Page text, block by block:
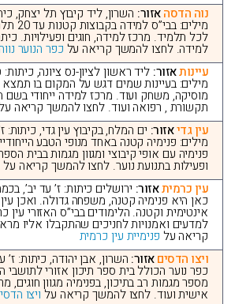
נוה הדסהאזור: השרון, ליד קיבוץ תל יצחק,
מילים:
לכל תלמיד. מרכז למידה, חוגים ופעילויות.
למידה. לחצו להמשך קריאה על כפר הנוער
עיינותאזור: ליד ראשון לציון-נס ציונה,
מילים: בעיינות שמים דגש על המקום בו
מוסיקה, משחק ועוד. מרכז למידה ייחודי בשם
תקשורת , רפואה ועוד. לחצו להמשך קריאה
עין גדיאזור: ים המלח, בקיבוץ עין גדי, כיתות:
מילים: פנימיה קטנה באחד מנופי הטבע
פנימיה עם אופי קיבוצי ומגוון מגמות בבית
ופעילות בתנועת נוער. לחצו להמשך קריאה על
עין כרמיתאזור: ירושלים כיתות: ז’ עד יב’,
כאן היא פנימיה קטנה, משפחה גדולה. ואכן
אינטימית וקטנה. הלימודים בבי”ס האזורי עין
למדעים ואמנויות לחניכים שהתקבלו אליו
קריאה על פנימיית עין כרמית
ויצו הדסיםאזור: השרון, אבן יהודה, כיתות: ז’
כפר נוער הכולל בית ספר תיכון אזורי לתושבי
מספר מגמות רב בתיכון, בפנימיה מגוון חוגים,
אישית ועוד. לחצו להמשך קריאה עלויצו